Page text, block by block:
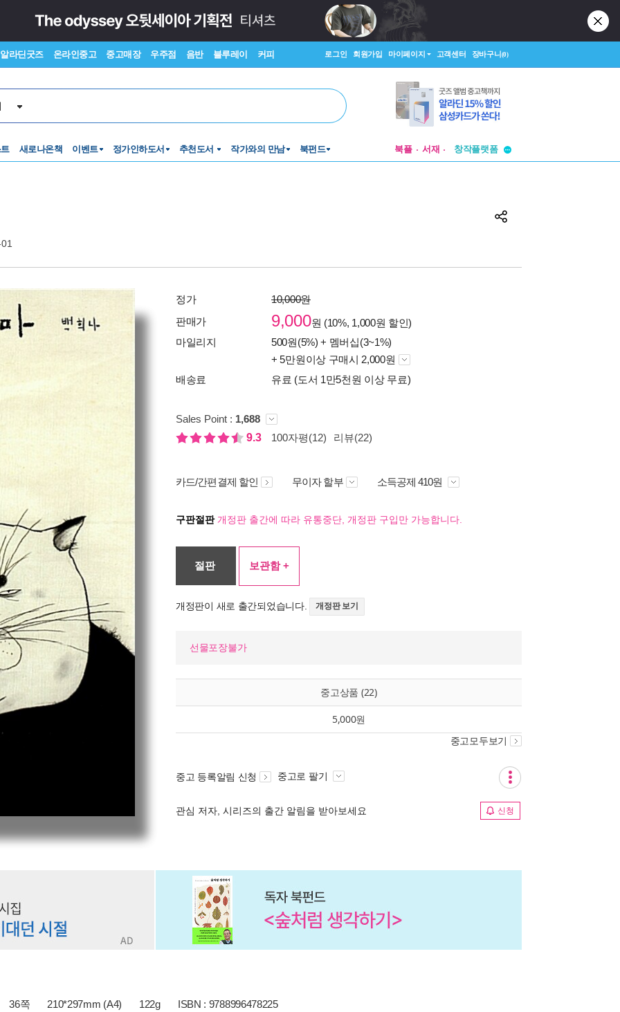
알라딘굿즈 온라인중고 중고매장 우주점 음반 블루레이 커피 로그인 회원가입 마이페이지 고객센터 장바구니(0)
새로나온책 이벤트 정가인하도서 추천도서 작가와의 만남 북펀드 북플 서재
창작플랫폼
투비컨티뉴드
정가
10,000원
판매가
9,000원 (10%, 1,000원 할인)
마일리지
500원(5%) + 멤버십(3~1%)
+ 5만원이상 구매시 2,000원
배송료
유료 (도서 1만5천원 이상 무료)
Sales Point : 1,688
9.3
100자평(12) 리뷰(22)
카드/간편결제 할인 무이자 할부 소득공제 410원
구판절판개정판 출간에 따라 유통중단, 개정판 구입만 가능합니다.
절판 보관함 +
개정판이 새로 출간되었습니다. 개정판 보기
선물포장불가
중고상품 (22)
5,000원
중고모두보기
중고 등록알림 신청 중고로 팔기
관심 저자, 시리즈의 출간 알림을 받아보세요 신청
36쪽 210*297mm (A4) 122g ISBN : 9788996478225